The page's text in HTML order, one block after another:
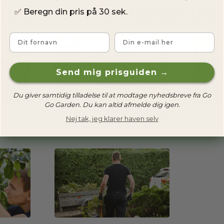
vi kan hjælpe dig
Ukrudtsbekæmpelse
✅ Beregn din pris på 30 sek.
Fornavn Email
Send mig prisguiden →
Du giver samtidig tilladelse til at modtage nyhedsbreve fra Go
Go Garden. Du kan altid afmelde dig igen.
Nej tak, jeg klarer haven selv